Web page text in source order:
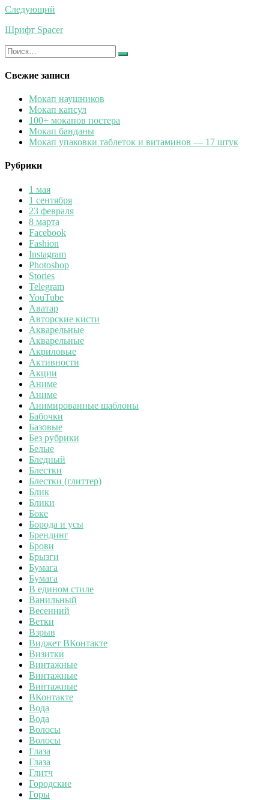
Следующий
Шрифт Spacer
Искать:
Найти
Свежие записи
Мокап наушников
Мокап капсул
100+ мокапов постера
Мокап банданы
Мокап упаковки таблеток и витаминов — 17 штук
Рубрики
1 мая
1 сентября
23 февраля
8 марта
Facebook
Fashion
Instagram
Photoshop
Stories
Telegram
YouTube
Аватар
Авторские кисти
Акварельные
Акварельные
Акриловые
Активности
Акции
Аниме
Аниме
Анимированные шаблоны
Бабочки
Базовые
Без рубрики
Белые
Бледный
Блестки
Блестки (глиттер)
Блик
Блики
Боке
Борода и усы
Брендинг
Брови
Брызги
Бумага
Бумага
В едином стиле
Ванильный
Весенний
Ветки
Взрыв
Виджет ВКонтакте
Визитки
Винтажные
Винтажные
Винтажные
ВКонтакте
Вода
Вода
Волосы
Волосы
Глаза
Глаза
Глитч
Городские
Горы